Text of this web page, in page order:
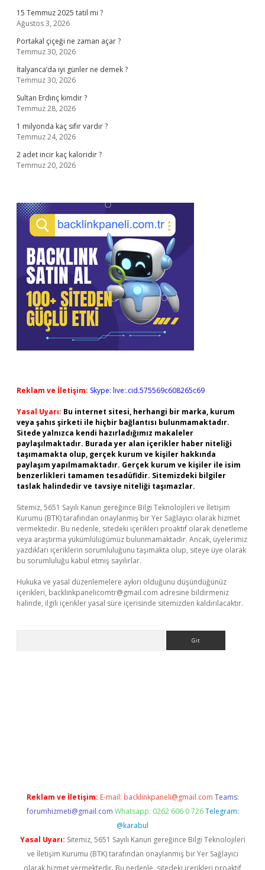
15 Temmuz 2025 tatil mi ?
Ağustos 3, 2026
Portakal çiçeği ne zaman açar ?
Temmuz 30, 2026
İtalyanca’da iyi günler ne demek ?
Temmuz 30, 2026
Sultan Erdinç kimdir ?
Temmuz 28, 2026
1 milyonda kaç sıfır vardır ?
Temmuz 24, 2026
2 adet incir kaç kaloridir ?
Temmuz 20, 2026
Reklam ve İletişim: Skype: live:.cid.575569c608265c69
Yasal Uyarı: Bu internet sitesi, herhangi bir marka, kurum
veya şahıs şirketi ile hiçbir bağlantısı bulunmamaktadır.
Sitede yalnızca kendi hazırladığımız makaleler
paylaşılmaktadır. Burada yer alan içerikler haber niteliği
taşımamakta olup, gerçek kurum ve kişiler hakkında
paylaşım yapılmamaktadır. Gerçek kurum ve kişiler ile isim
benzerlikleri tamamen tesadüfidir. Sitemizdeki bilgiler
taslak halindedir ve tavsiye niteliği taşımazlar.
Sitemiz, 5651 Sayılı Kanun gereğince Bilgi Teknolojileri ve İletişim
Kurumu (BTK) tarafından onaylanmış bir Yer Sağlayıcı olarak hizmet
vermektedir. Bu nedenle, sitedeki içerikleri proaktif olarak denetleme
veya araştırma yükümlülüğümüz bulunmamaktadır. Ancak, üyelerimiz
yazdıkları içeriklerin sorumluluğunu taşımakta olup, siteye üye olarak
bu sorumluluğu kabul etmiş sayılırlar.
Hukuka ve yasal düzenlemelere aykırı olduğunu düşündüğünüz
içerikleri, backlinkpanelicomtr@gmail.com adresine bildirmeniz
halinde, ilgili içerikler yasal süre içerisinde sitemizden kaldırılacaktır.
Reklam ve İletişim: E-mail: backlinkpaneli@gmail.com Teams:
forumhizmeti@gmail.com Whatsapp: 0262 606 0 726 Telegram:
@karabul
Yasal Uyarı: Sitemiz, 5651 Sayılı Kanun gereğince Bilgi Teknolojileri
ve İletişim Kurumu (BTK) tarafından onaylanmış bir Yer Sağlayıcı
olarak hizmet vermektedir. Bu nedenle, sitedeki içerikleri proaktif